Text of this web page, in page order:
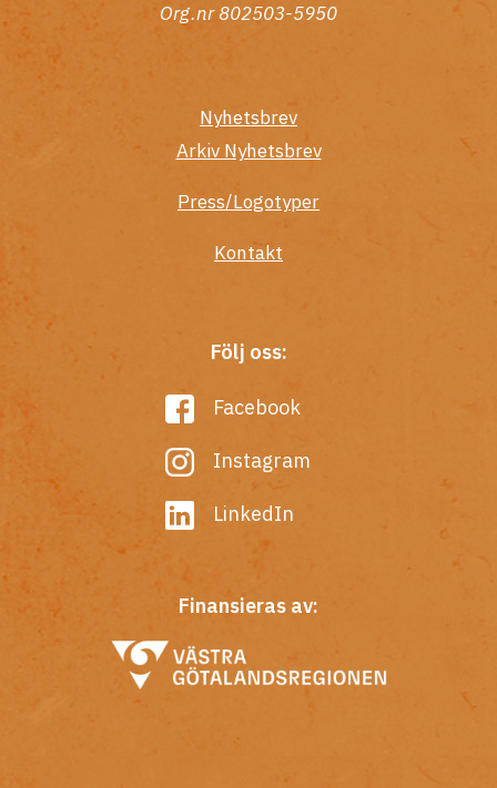
Org.nr 802503-5950
Nyhetsbrev
Arkiv Nyhetsbrev
Press/Logotyper
Kontakt
Följ oss:
Facebook
Instagram
LinkedIn
Finansieras av: